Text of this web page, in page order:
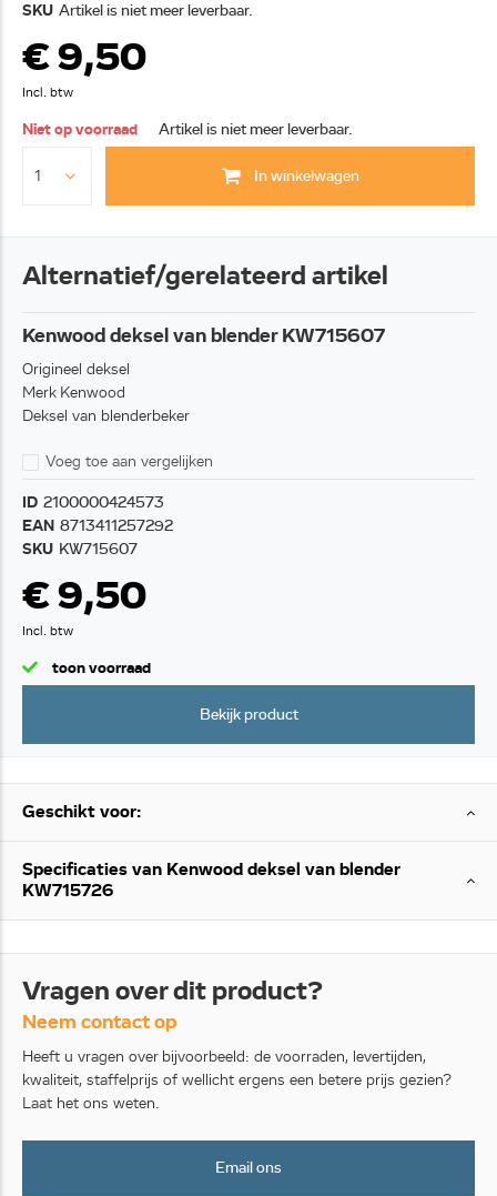
SKU Artikel is niet meer leverbaar.
€ 9,50
Incl. btw
Niet op voorraad Artikel is niet meer leverbaar.
In winkelwagen
Alternatief/gerelateerd artikel
Kenwood deksel van blender KW715607
Origineel deksel
Merk Kenwood
Deksel van blenderbeker
Voeg toe aan vergelijken
ID 2100000424573
EAN 8713411257292
SKU KW715607
€ 9,50
Incl. btw
toon voorraad
Bekijk product
Geschikt voor:
Specificaties van Kenwood deksel van blender
KW715726
Vragen over dit product?
Neem contact op
Heeft u vragen over bijvoorbeeld: de voorraden, levertijden,
kwaliteit, staffelprijs of wellicht ergens een betere prijs gezien?
Laat het ons weten.
Email ons